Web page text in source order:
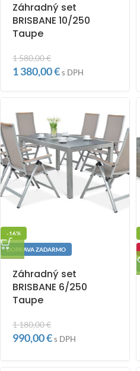
Záhradný set
BRISBANE 10/250
Taupe
1 580,00€
1 380,00€s DPH
-16%
DOPRAVA ZADARMO
Záhradný set
BRISBANE 6/250
Taupe
1 180,00€
990,00€s DPH